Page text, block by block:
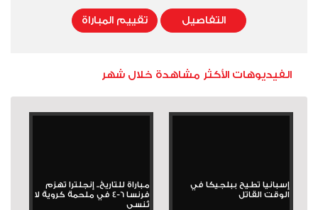
التفاصيل تقييم المباراة
الفيديوهات الأكثر مشاهدة خلال شهر
إسبانيا تطيح ببلجيكا في
الوقت القاتل
مباراة للتاريخ.. إنجلترا تهزم
فرنسا 6-4 في ملحمة كروية لا
تُنسى